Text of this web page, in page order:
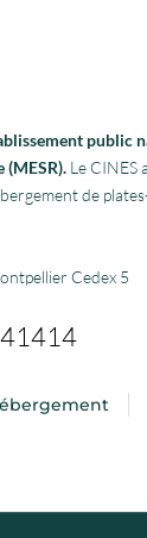
public
(MESR). Le CINES
de
Cedex 5